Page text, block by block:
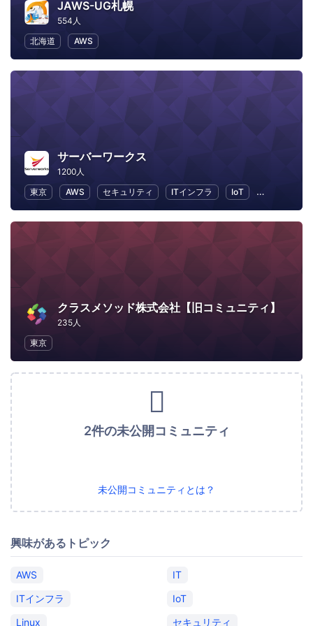
JAWS-UG札幌
554人
北海道
AWS
サーバーワークス
1200人
東京
AWS セキュリティ ITインフラ IoT ビジネス
クラスメソッド株式会社【旧コミュニティ】
235人
東京
2件の未公開コミュニティ
未公開コミュニティとは？
興味があるトピック
AWS
IT
ITインフラ
IoT
Linux
セキュリティ